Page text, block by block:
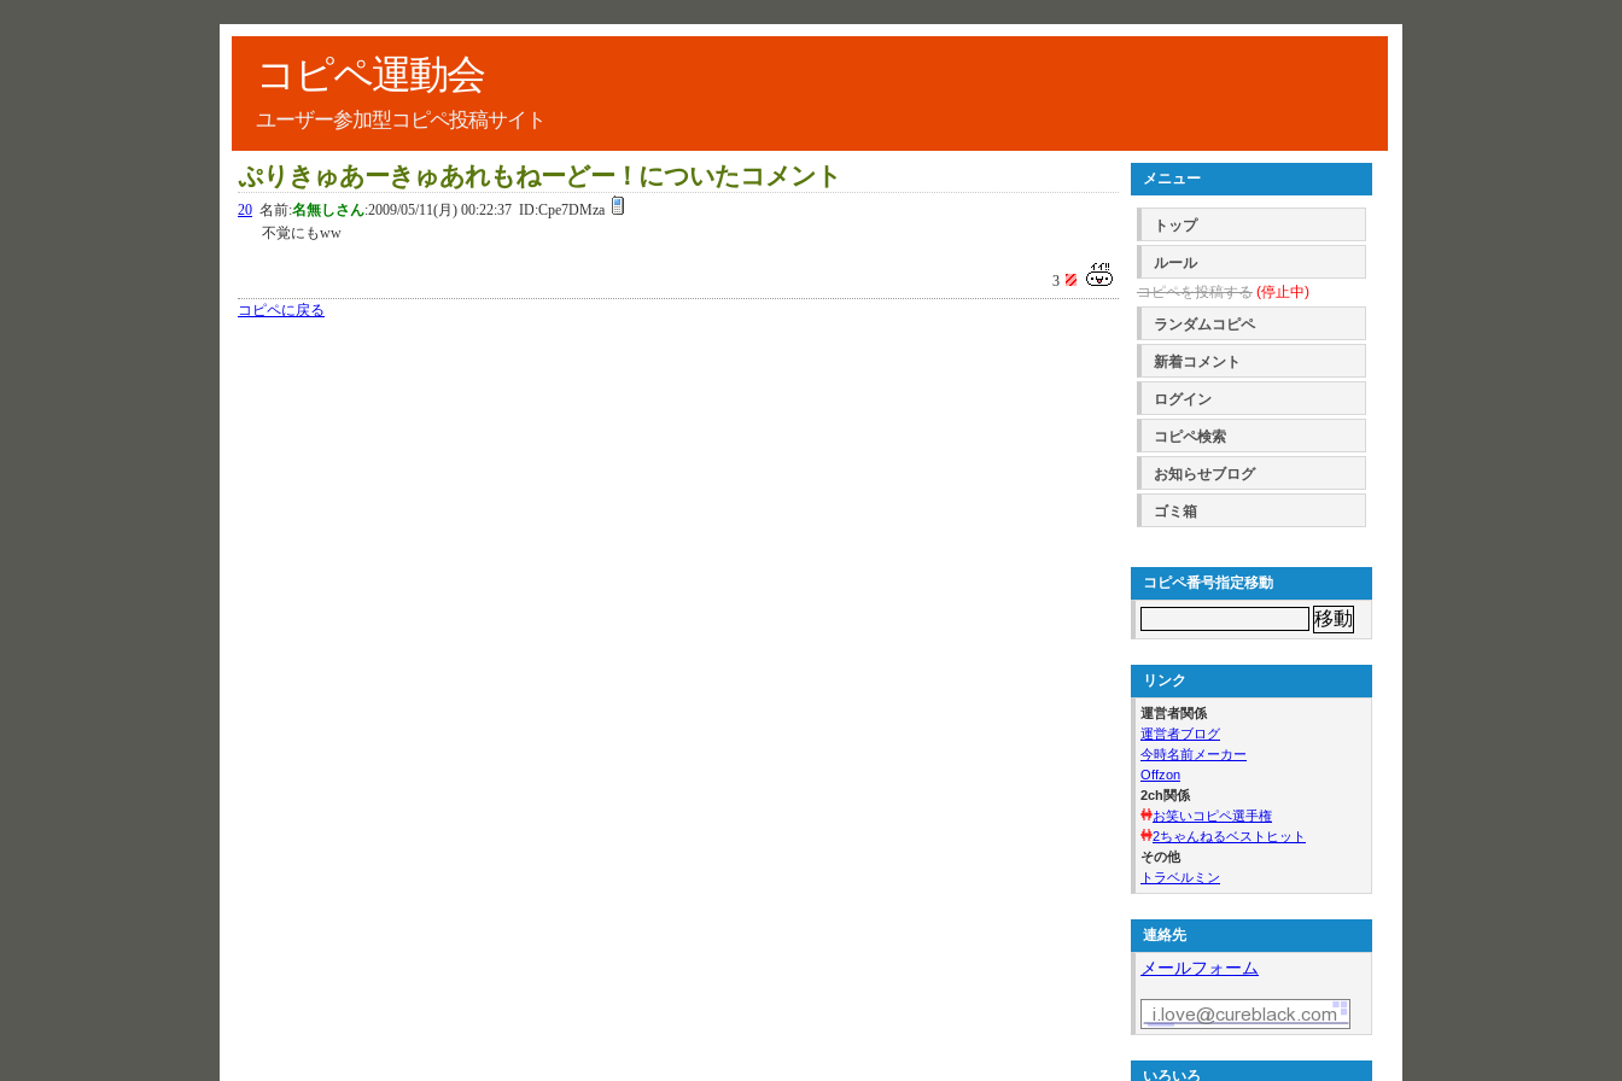
コピペ運動会
ユーザー参加型コピペ投稿サイト
ぷりきゅあーきゅあれもねーどー！についたコメント
20 名前:名無しさん:2009/05/11(月) 00:22:37 ID:Cpe7DMza
不覚にもww
3
コピペに戻る
メニュー
トップ
ルール
コピペを投稿する (停止中)
ランダムコピペ
新着コメント
ログイン
コピペ検索
お知らせブログ
ゴミ箱
コピペ番号指定移動
リンク
運営者関係
運営者ブログ
今時名前メーカー
Offzon
2ch関係
お笑いコピペ選手権
2ちゃんねるベストヒット
その他
トラベルミン
連絡先
メールフォーム
いろいろ